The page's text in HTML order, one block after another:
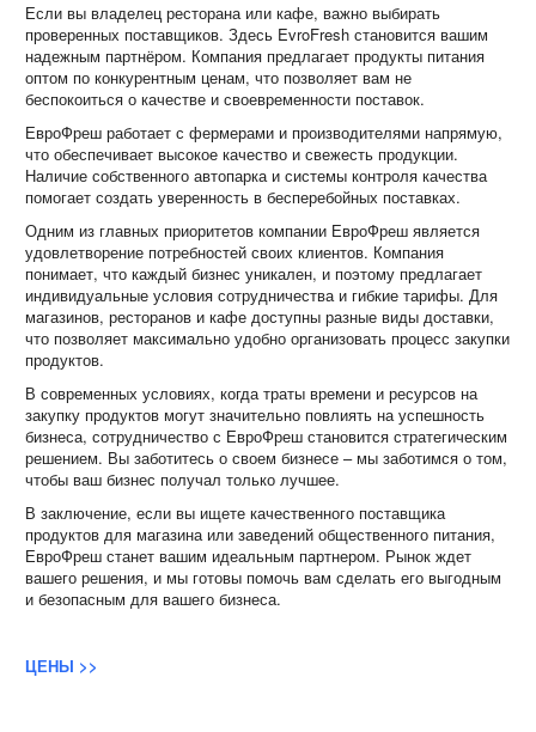
Если вы владелец ресторана или кафе, важно выбирать
проверенных поставщиков. Здесь EvroFresh становится вашим
надежным партнёром. Компания предлагает продукты питания
оптом по конкурентным ценам, что позволяет вам не
беспокоиться о качестве и своевременности поставок.
ЕвроФреш работает с фермерами и производителями напрямую,
что обеспечивает высокое качество и свежесть продукции.
Наличие собственного автопарка и системы контроля качества
помогает создать уверенность в бесперебойных поставках.
Одним из главных приоритетов компании ЕвроФреш является
удовлетворение потребностей своих клиентов. Компания
понимает, что каждый бизнес уникален, и поэтому предлагает
индивидуальные условия сотрудничества и гибкие тарифы. Для
магазинов, ресторанов и кафе доступны разные виды доставки,
что позволяет максимально удобно организовать процесс закупки
продуктов.
В современных условиях, когда траты времени и ресурсов на
закупку продуктов могут значительно повлиять на успешность
бизнеса, сотрудничество с ЕвроФреш становится стратегическим
решением. Вы заботитесь о своем бизнесе – мы заботимся о том,
чтобы ваш бизнес получал только лучшее.
В заключение, если вы ищете качественного поставщика
продуктов для магазина или заведений общественного питания,
ЕвроФреш станет вашим идеальным партнером. Рынок ждет
вашего решения, и мы готовы помочь вам сделать его выгодным
и безопасным для вашего бизнеса.
ЦЕНЫ >>